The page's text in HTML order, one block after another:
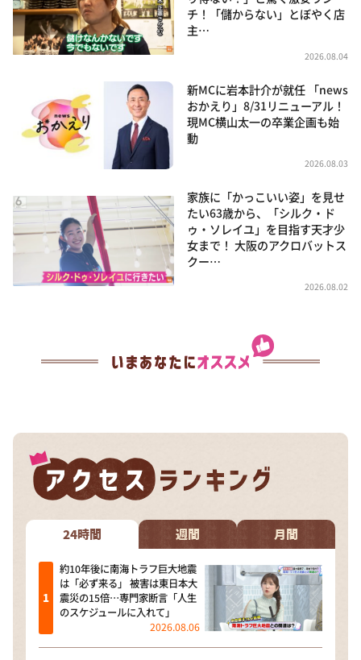
チ！「儲からない」とぼやく店
主…
2026.08.04
新MCに岩本計介が就任 「news
おかえり」8/31リニューアル！
現MC横山太一の卒業企画も始
動
2026.08.03
家族に「かっこいい姿」を見せ
たい63歳から、「シルク・ド
ゥ・ソレイユ」を目指す天才少
女まで！ 大阪のアクロバットス
クー…
2026.08.02
24時間 週間 月間
約10年後に南海トラフ巨大地震
は「必ず来る」 被害は東日本大
震災の15倍…専門家断言「人生
のスケジュールに入れて」
2026.08.06